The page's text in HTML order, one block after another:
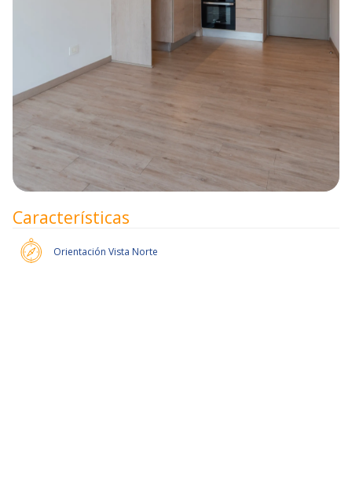
Características
Orientación Vista Norte